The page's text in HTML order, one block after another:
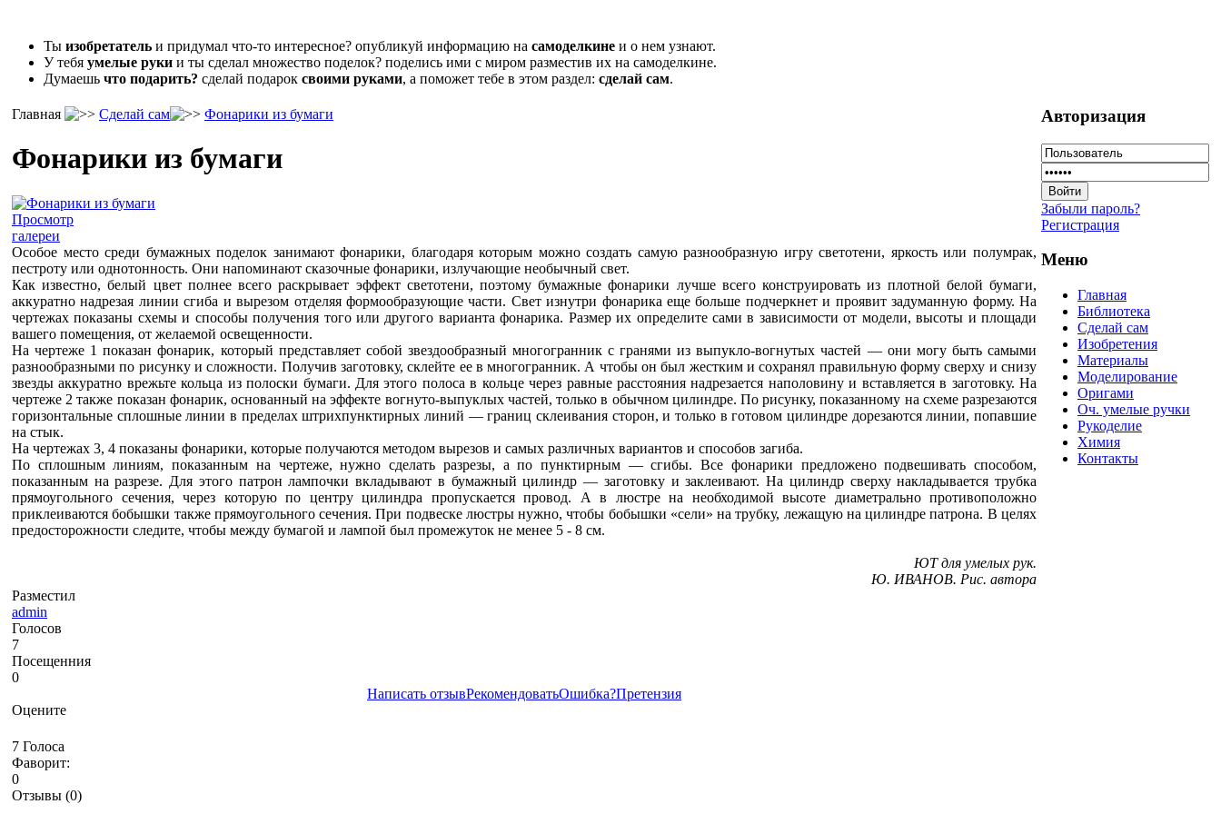
Ты изобретатель и придумал что-то интересное? опубликуй информацию на самоделкине и о нем узнают.
У тебя умелые руки и ты сделал множество поделок? поделись ими с миром разместив их на самоделкине.
Думаешь что подарить? сделай подарок своими руками, а поможет тебе в этом раздел: сделай сам.
Главная Сделай сам Фонарики из бумаги
Фонарики из бумаги
Просмотр
галереи
Особое место среди бумажных поделок занимают фонарики, благодаря которым можно создать самую разнообразную игру светотени, яркость или полумрак,
пестроту или однотонность. Они напоминают сказочные фонарики, излучающие необычный свет.
Как известно, белый цвет полнее всего раскрывает эффект светотени, поэтому бумажные фонарики лучше всего конструировать из плотной белой бумаги,
аккуратно надрезая линии сгиба и вырезом отделяя формообразующие части. Свет изнутри фонарика еще больше подчеркнет и проявит задуманную форму. На
чертежах показаны схемы и способы получения того или другого варианта фонарика. Размер их определите сами в зависимости от модели, высоты и площади
вашего помещения, от желаемой освещенности.
На чертеже 1 показан фонарик, который представляет собой звездообразный многогранник с гранями из выпукло-вогнутых частей — они могу быть самыми
разнообразными по рисунку и сложности. Получив заготовку, склейте ее в многогранник. А чтобы он был жестким и сохранял правильную форму сверху и снизу
звезды аккуратно врежьте кольца из полоски бумаги. Для этого полоса в кольце через равные расстояния надрезается наполовину и вставляется в заготовку. На
чертеже 2 также показан фонарик, основанный на эффекте вогнуто-выпуклых частей, только в обычном цилиндре. По рисунку, показанному на схеме разрезаются
горизонтальные сплошные линии в пределах штрихпунктирных линий — границ склеивания сторон, и только в готовом цилиндре дорезаются линии, попавшие
на стык.
На чертежах 3, 4 показаны фонарики, которые получаются методом вырезов и самых различных вариантов и способов загиба.
По сплошным линиям, показанным на чертеже, нужно сделать разрезы, а по пунктирным — сгибы. Все фонарики предложено подвешивать способом,
показанным на разрезе. Для этого патрон лампочки вкладывают в бумажный цилиндр — заготовку и заклеивают. На цилиндр сверху накладывается трубка
прямоугольного сечения, через которую по центру цилиндра пропускается провод. А в люстре на необходимой высоте диаметрально противоположно
приклеиваются бобышки также прямоугольного сечения. При подвеске люстры нужно, чтобы бобышки «сели» на трубку, лежащую на цилиндре патрона. В целях
предосторожности следите, чтобы между бумагой и лампой был промежуток не менее 5 - 8 см.
ЮТ для умелых рук.
Ю. ИВАНОВ. Рис. автора
Разместил
admin
Голосов
7
Посещенния
0
Написать отзывРекомендоватьОшибка?Претензия
Оцените
7 Голоса
Фаворит:
0
Отзывы (0)
Авторизация
Забыли пароль?
Регистрация
Меню
Главная
Библиотека
Сделай сам
Изобретения
Материалы
Моделирование
Оригами
Оч. умелые ручки
Рукоделие
Химия
Контакты